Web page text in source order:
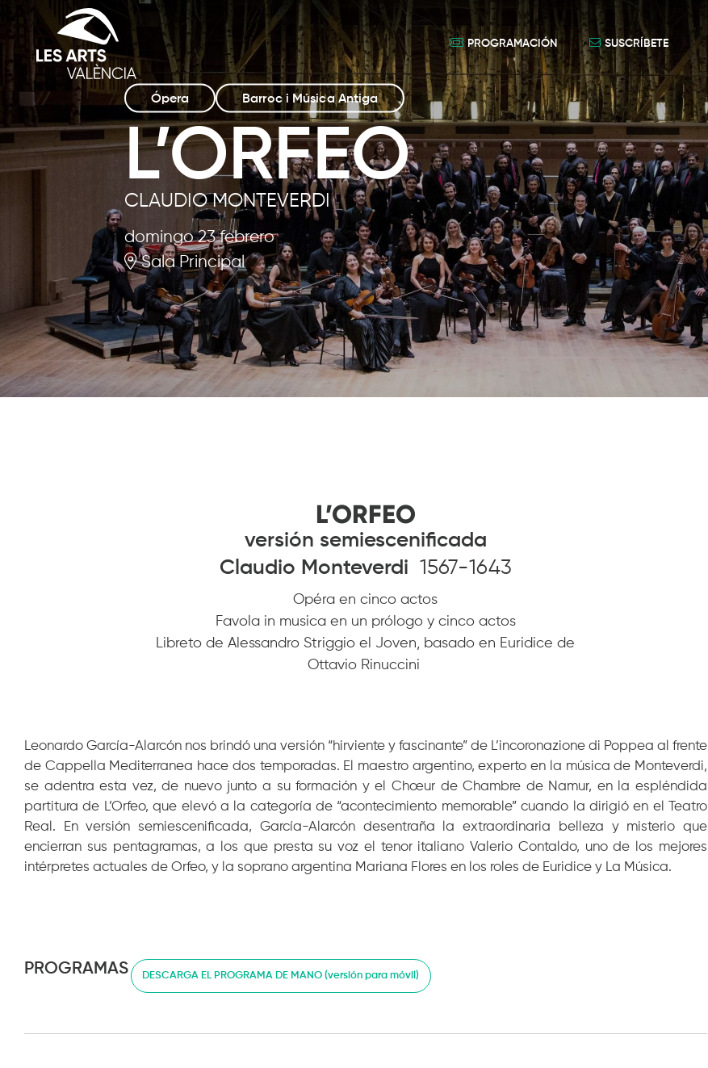
SUSCRÍBETE
PROGRAMACIÓN
Ópera Barroc i Música Antiga
L’ORFEO
CLAUDIO MONTEVERDI
domingo 23 febrero
Sala Principal
L’ORFEO
versión semiescenificada
Claudio Monteverdi 1567-1643
Opéra en cinco actos
Favola in musica en un prólogo y cinco actos
Libreto de Alessandro Striggio el Joven, basado en Euridice de
Ottavio Rinuccini
Leonardo García-Alarcón nos brindó una versión “hirviente y fascinante” de L’incoronazione di Poppea al frente
de Cappella Mediterranea hace dos temporadas. El maestro argentino, experto en la música de Monteverdi,
se adentra esta vez, de nuevo junto a su formación y el Chœur de Chambre de Namur, en la espléndida
partitura de L’Orfeo, que elevó a la categoría de “acontecimiento memorable” cuando la dirigió en el Teatro
Real. En versión semiescenificada, García-Alarcón desentraña la extraordinaria belleza y misterio que
encierran sus pentagramas, a los que presta su voz el tenor italiano Valerio Contaldo, uno de los mejores
intérpretes actuales de Orfeo, y la soprano argentina Mariana Flores en los roles de Euridice y La Música.
PROGRAMAS DESCARGA EL PROGRAMA DE MANO (versión para móvil)